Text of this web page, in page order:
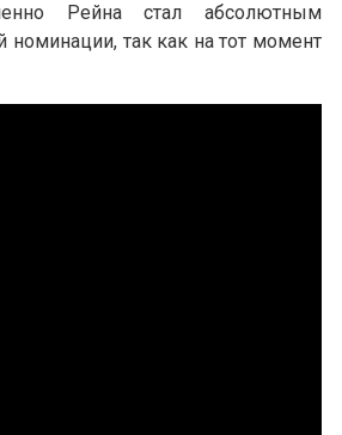
Рейна стал абсолютным
номинации, так как на тот момент